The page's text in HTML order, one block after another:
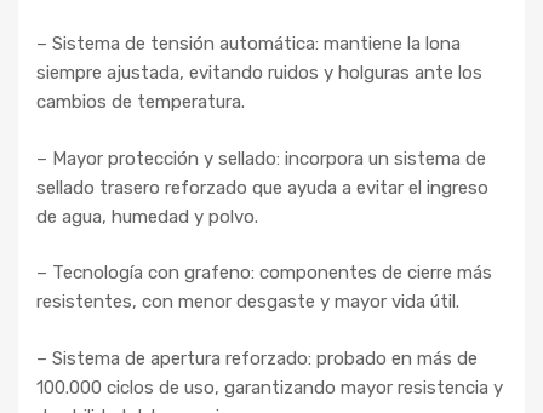
– Sistema de tensión automática: mantiene la lona
siempre ajustada, evitando ruidos y holguras ante los
cambios de temperatura.
– Mayor protección y sellado: incorpora un sistema de
sellado trasero reforzado que ayuda a evitar el ingreso
de agua, humedad y polvo.
– Tecnología con grafeno: componentes de cierre más
resistentes, con menor desgaste y mayor vida útil.
– Sistema de apertura reforzado: probado en más de
100.000 ciclos de uso, garantizando mayor resistencia y